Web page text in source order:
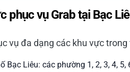
phục vụ Grab tại Bạc
vụ đa dạng các khu vực
Bạc Liêu: các phường 1, 2, 3, 4,